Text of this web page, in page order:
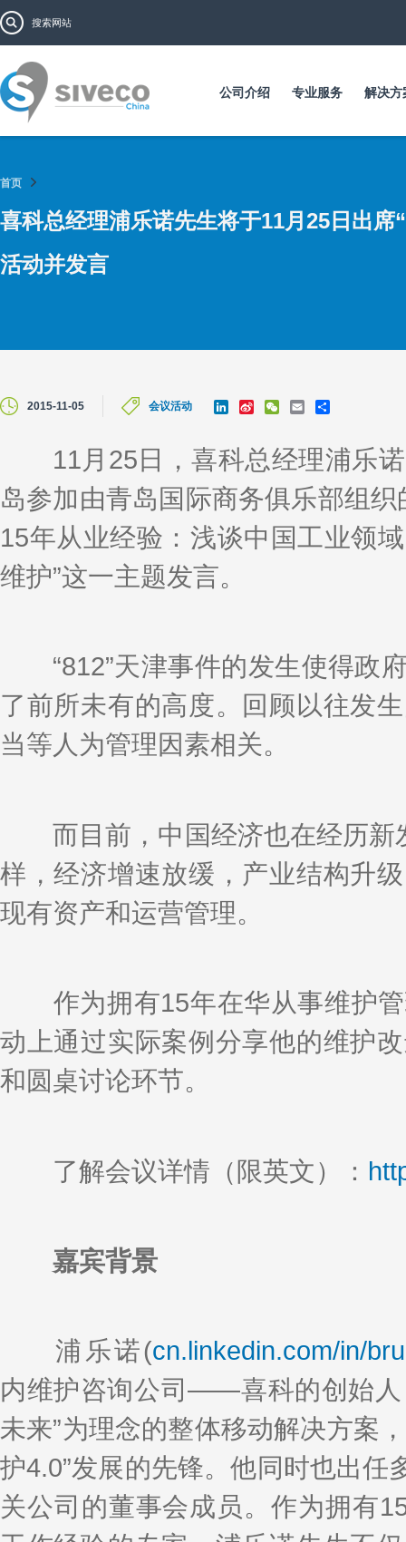
到
要
内
搜索表单
公司介绍 专业服务 解决方
首页
喜科总经理浦乐诺先生将于11月25日出席
活动并发言
2015-11-05 会议活动
11月25日，喜科总经理浦乐诺
岛参加由青岛国际商务俱乐部组织
15年从业经验：浅谈中国工业领
维护”这一主题发言。
“812”天津事件的发生使得政
了前所未有的高度。回顾以往发
当等人为管理因素相关。
而目前，中国经济也在经历新
样，经济增速放缓，产业结构升
现有资产和运营管理。
作为拥有15年在华从事维护管
动上通过实际案例分享他的维护
和圆桌讨论环节。
了解会议详情（限英文）：
嘉宾背景
浦乐诺(cn.linkedin.com/in/
内维护咨询公司——喜科的创始人
未来”为理念的整体移动解决方案
护4.0”发展的先锋。他同时也出任
关公司的董事会成员。作为拥有
k
e
I
n
a
W
i
b
o
W
h
a
i
l
r
e